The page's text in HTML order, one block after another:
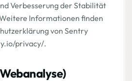
Verbesserung der Stabilität
Informationen finden
von Sentry
privacy/.